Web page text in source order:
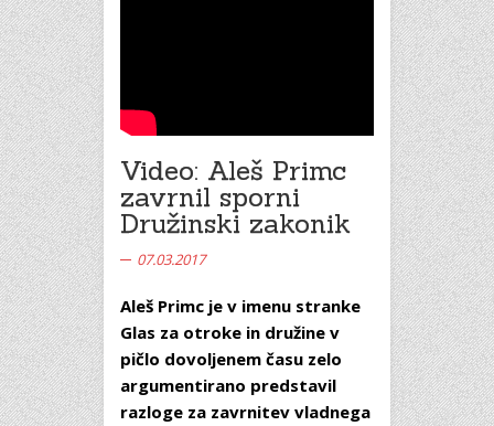
Video: Aleš Primc
zavrnil sporni
Družinski zakonik
07.03.2017
Aleš Primc je v imenu stranke
Glas za otroke in družine v
pičlo dovoljenem času zelo
argumentirano predstavil
razloge za zavrnitev vladnega